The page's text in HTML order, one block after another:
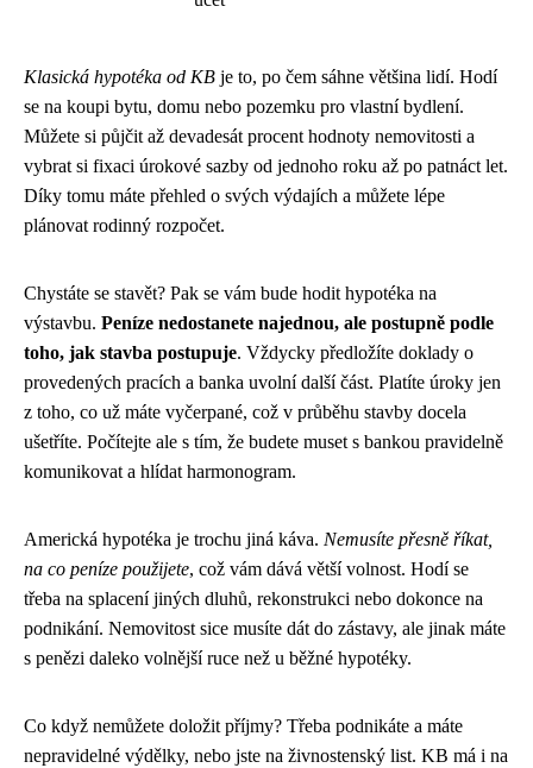
Klasická hypotéka od KB je to, po čem sáhne většina lidí. Hodí
se na koupi bytu, domu nebo pozemku pro vlastní bydlení.
Můžete si půjčit až devadesát procent hodnoty nemovitosti a
vybrat si fixaci úrokové sazby od jednoho roku až po patnáct let.
Díky tomu máte přehled o svých výdajích a můžete lépe
plánovat rodinný rozpočet.
Chystáte se stavět? Pak se vám bude hodit hypotéka na
výstavbu. Peníze nedostanete najednou, ale postupně podle
toho, jak stavba postupuje. Vždycky předložíte doklady o
provedených pracích a banka uvolní další část. Platíte úroky jen
z toho, co už máte vyčerpané, což v průběhu stavby docela
ušetříte. Počítejte ale s tím, že budete muset s bankou pravidelně
komunikovat a hlídat harmonogram.
Americká hypotéka je trochu jiná káva. Nemusíte přesně říkat,
na co peníze použijete, což vám dává větší volnost. Hodí se
třeba na splacení jiných dluhů, rekonstrukci nebo dokonce na
podnikání. Nemovitost sice musíte dát do zástavy, ale jinak máte
s penězi daleko volnější ruce než u běžné hypotéky.
Co když nemůžete doložit příjmy? Třeba podnikáte a máte
nepravidelné výdělky, nebo jste na živnostenský list. KB má i na